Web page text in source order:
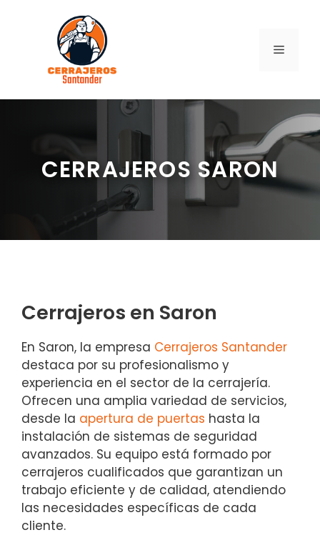
contenido
MENÚ
CERRAJEROS SARON
Cerrajeros en Saron
En Saron, la empresa Cerrajeros Santander
destaca por su profesionalismo y
experiencia en el sector de la cerrajería.
Ofrecen una amplia variedad de servicios,
desde la apertura de puertas hasta la
instalación de sistemas de seguridad
avanzados. Su equipo está formado por
cerrajeros cualificados que garantizan un
trabajo eficiente y de calidad, atendiendo
las necesidades específicas de cada
cliente.